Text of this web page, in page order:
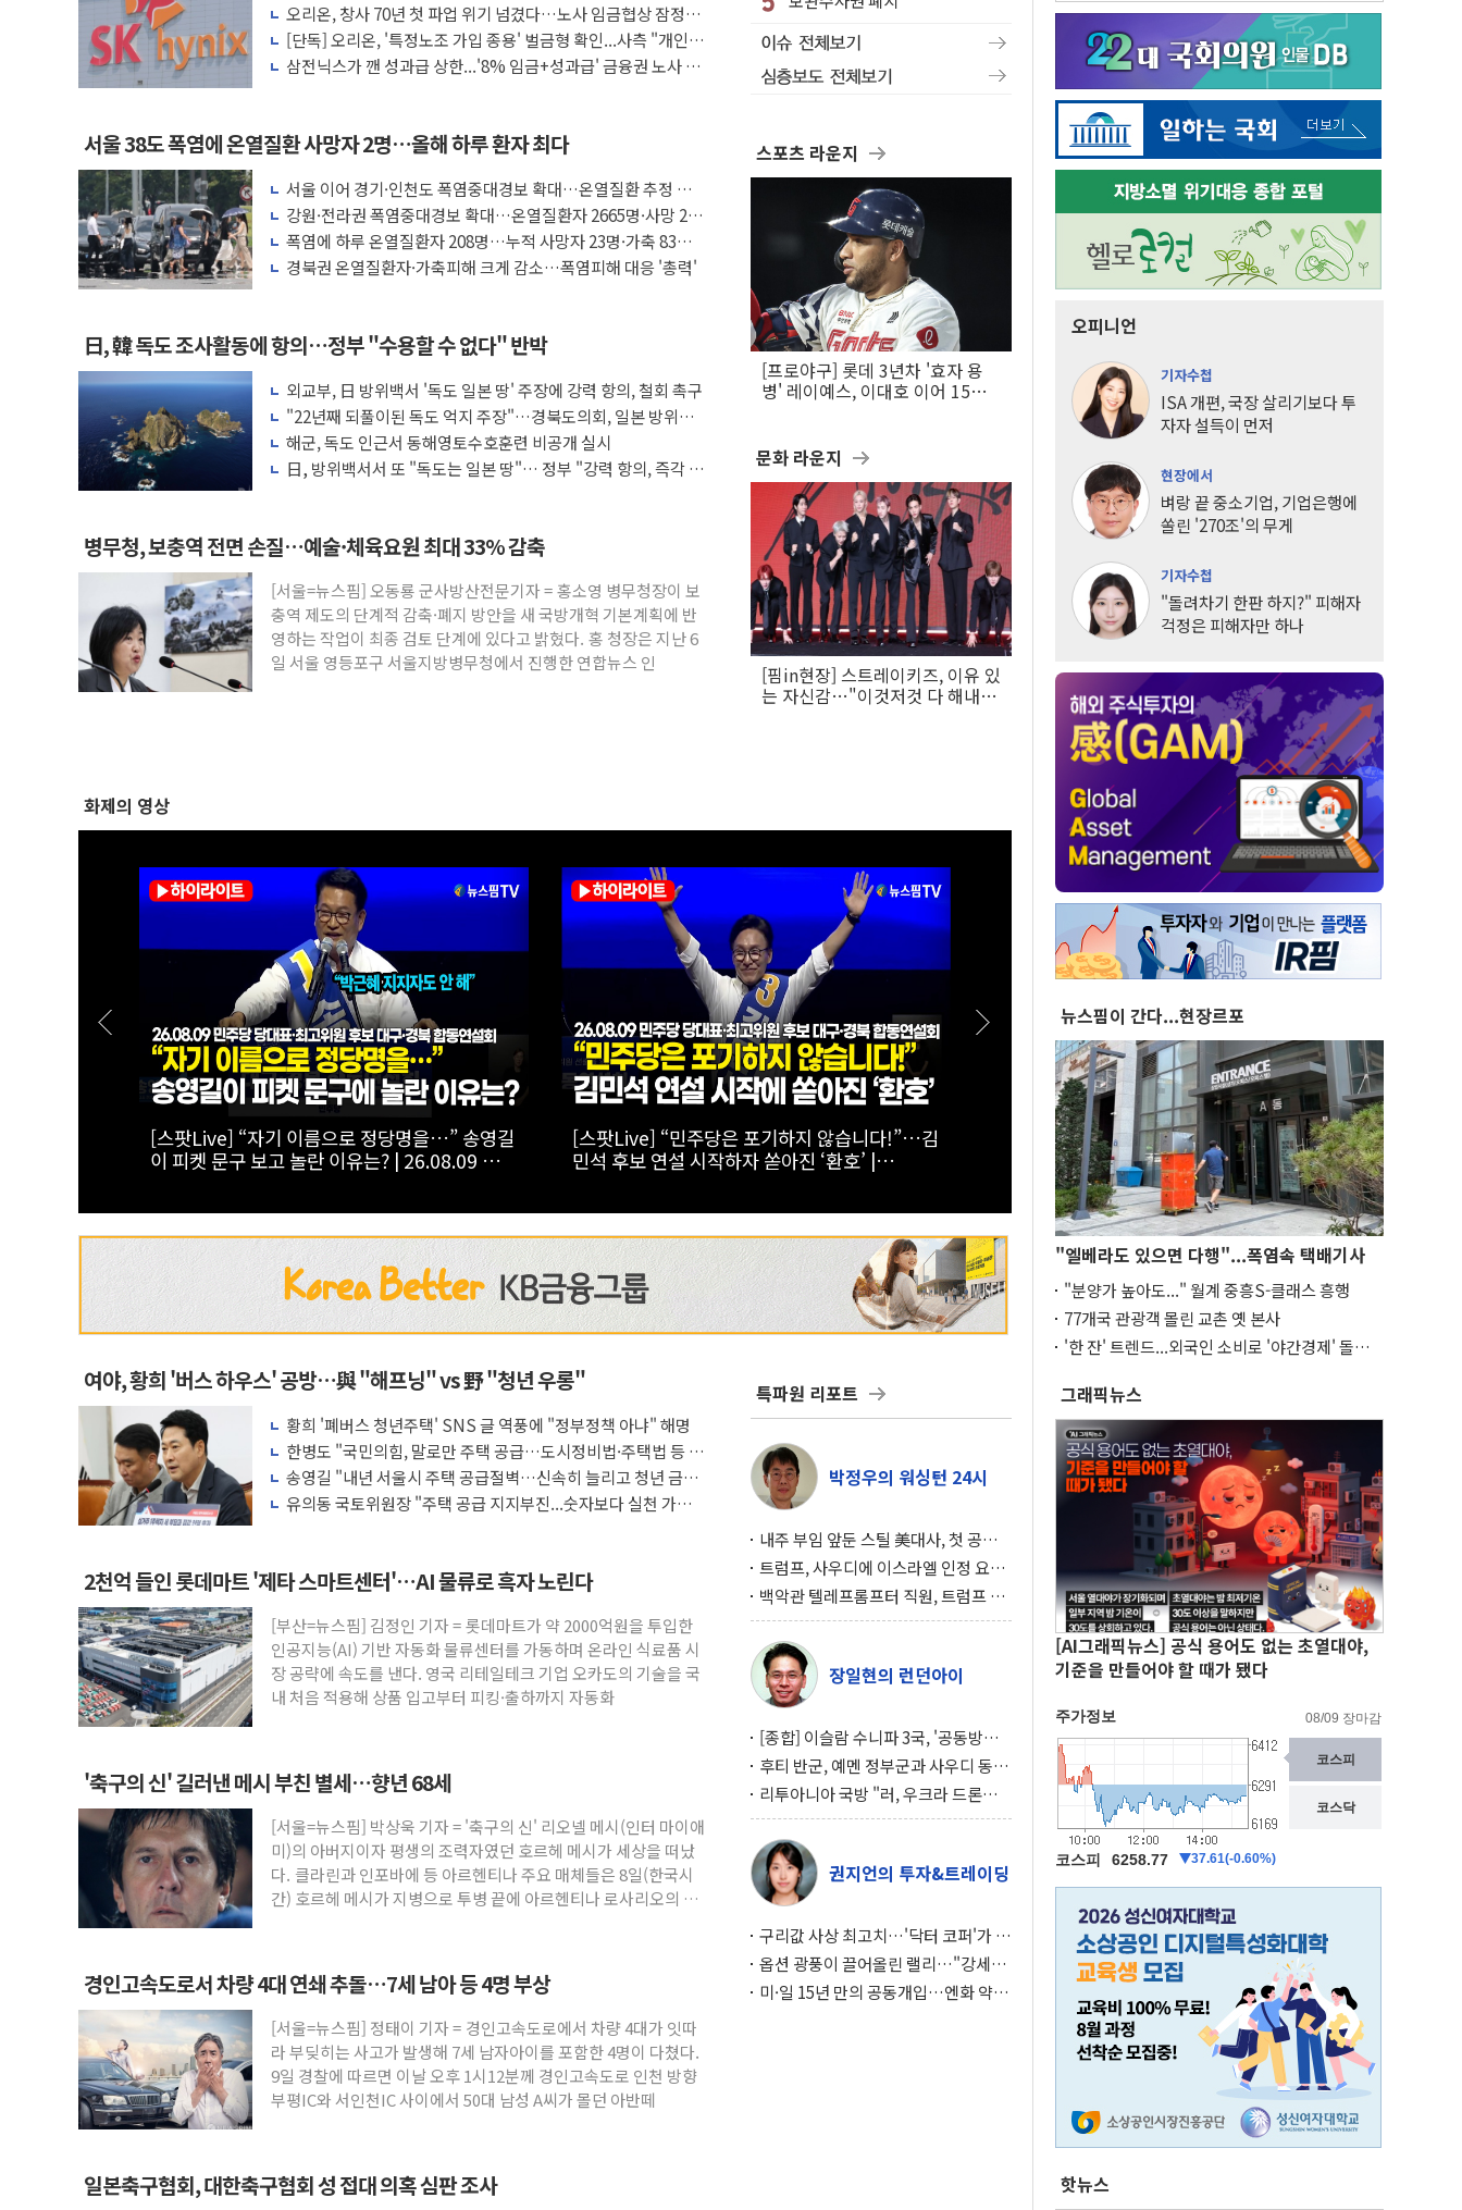
'호우·산사태 주의보' 울진 시간당 30mm 강한 비...호우 피해 없어
여야, 황희 '버스 하우스' 공방…野 "청년 우롱 기괴" vs 與 "송구한 해프닝"
갈등
오리온, 창사 70년 첫 파업 위기 넘겼다…노사 임금협상 잠정합
의
[단독] 오리온, '특정노조 가입 종용' 벌금형 확인...사측 "개인 일
탈, 징계 조치 완료"
삼전닉스가 깬 성과급 상한...'8% 임금+성과급' 금융권 노사 대
서울 38도 폭염에 온열질환 사망자 2명…올해 하루 환자 최다
서울 이어 경기·인천도 폭염중대경보 확대…온열질환 추정 사
망 19명
강원·전라권 폭염중대경보 확대…온열질환자 2665명·사망 23
명
폭염에 하루 온열질환자 208명…누적 사망자 23명·가축 83만
마리 폐사
경북권 온열질환자·가축피해 크게 감소…폭염피해 대응 '총력'
日, 韓 독도 조사활동에 항의…정부 "수용할 수 없다" 반박
외교부, 日 방위백서 '독도 일본 땅' 주장에 강력 항의, 철회 촉구
"22년째 되풀이된 독도 억지 주장"…경북도의회, 일본 방위백
서 강력 규탄
해군, 독도 인근서 동해영토수호훈련 비공개 실시
日, 방위백서서 또 "독도는 일본 땅"… 정부 "강력 항의, 즉각 시
병무청, 보충역 전면 손질…예술·체육요원 최대 33% 감축
[서울=뉴스핌] 오동룡 군사방산전문기자 = 홍소영 병무청장이 보
충역 제도의 단계적 감축·폐지 방안을 새 국방개혁 기본계획에 반
영하는 작업이 최종 검토 단계에 있다고 밝혔다. 홍 청장은 지난 6
일 서울 영등포구 서울지방병무청에서 진행한 연합뉴스 인
스포츠 라운지
[프로야구] 롯데 3년차 '효자 용
병' 레이예스, 이대호 이어 15년
문화 라운지
[핌in현장] 스트레이키즈, 이유 있
는 자신감…"이것저것 다 해내는
화제의 영상
[스팟Live] “맞습니다! 교체해야 합니다!”…정
청래, 지도부 교체 주장 ‘정면돌파’ | 26.08.09
[스팟Live] TK 당심 잡을 후보는?…제3차 정기
전국당원대회 후보자 대구·경북 합동연설회 생
[스팟Live] 정청래 대구 승리에도 1622표차…
강원·TK 경선 이긴 김민석 1위 수성 | 26.08.09
더불어민주당 당대표·최고위원 후보 대구·경북
합동연설회
여야, 황희 '버스 하우스' 공방…與 "해프닝" vs 野 "청년 우롱"
황희 '폐버스 청년주택' SNS 글 역풍에 "정부정책 아냐" 해명
한병도 "국민의힘, 말로만 주택 공급…도시정비법·주택법 등 처
리 협조하라"
송영길 "내년 서울시 주택 공급절벽…신속히 늘리고 청년 금융
지원 확대해야"
유의동 국토위원장 "주택 공급 지지부진...숫자보다 실천 가능한
2천억 들인 롯데마트 '제타 스마트센터'…AI 물류로 흑자 노린다
[부산=뉴스핌] 김정인 기자 = 롯데마트가 약 2000억원을 투입한
인공지능(AI) 기반 자동화 물류센터를 가동하며 온라인 식료품 시
장 공략에 속도를 낸다. 영국 리테일테크 기업 오카도의 기술을 국
내 처음 적용해 상품 입고부터 피킹·출하까지 자동화
'축구의 신' 길러낸 메시 부친 별세…향년 68세
[서울=뉴스핌] 박상욱 기자 = '축구의 신' 리오넬 메시(인터 마이애
미)의 아버지이자 평생의 조력자였던 호르헤 메시가 세상을 떠났
다. 클라린과 인포바에 등 아르헨티나 주요 매체들은 8일(한국시
간) 호르헤 메시가 지병으로 투병 끝에 아르헨티나 로사리오의 한
경인고속도로서 차량 4대 연쇄 추돌…7세 남아 등 4명 부상
[서울=뉴스핌] 정태이 기자 = 경인고속도로에서 차량 4대가 잇따
라 부딪히는 사고가 발생해 7세 남자아이를 포함한 4명이 다쳤다.
9일 경찰에 따르면 이날 오후 1시12분께 경인고속도로 인천 방향
부평IC와 서인천IC 사이에서 50대 남성 A씨가 몰던 아반떼
일본축구협회, 대한축구협회 성 접대 의혹 심판 조사
특파원 리포트
박정우의 워싱턴 24시
내주 부임 앞둔 스틸 美대사, 첫 공개
행사서 "한미동맹 강화 최우선 과제"
트럼프, 사우디에 이스라엘 인정 요
구…원자력 협정 서명 하루 만에 좌초
위기
백악관 텔레프롬프터 직원, 트럼프 연
설 미리 보고 베팅 시장서 10만달러 챙
겨
장일현의 런던아이
[종합] 이슬람 수니파 3국, '공동방위
협정' 체결… 이스라엘·이란 위협에
맞설 자체 억지력 강화
후티 반군, 예멘 정부군과 사우디 동시
공격… 위기 고조되는 또 다른 중동 화
약고
리투아니아 국방 "러, 우크라 드론으
로 나토 회원국 공격 검토… 거짓 깃발
작전"
권지언의 투자&트레이딩
구리값 사상 최고치…'닥터 코퍼'가 말
하는 경기 신호가 달라졌다
옵션 광풍이 끌어올린 랠리…"강세장
이면에 과열 경고등"
미·일 15년 만의 공동개입…엔화 약세
오피니언
기자수첩
ISA 개편, 국장 살리기보다 투
자자 설득이 먼저
현장에서
벼랑 끝 중소기업, 기업은행에
쏠린 '270조'의 무게
기자수첩
"돌려차기 한판 하지?" 피해자
걱정은 피해자만 하나
뉴스핌이 간다...현장르포
"엘베라도 있으면 다행"...폭염속 택배기사
"분양가 높아도..." 월계 중흥S-클래스 흥행
77개국 관광객 몰린 교촌 옛 본사
'한 잔' 트렌드...외국인 소비로 '야간경제' 돌파
그래픽뉴스
[AI그래픽뉴스] 공식 용어도 없는 초열대야,
기준을 만들어야 할 때가 됐다
핫뉴스